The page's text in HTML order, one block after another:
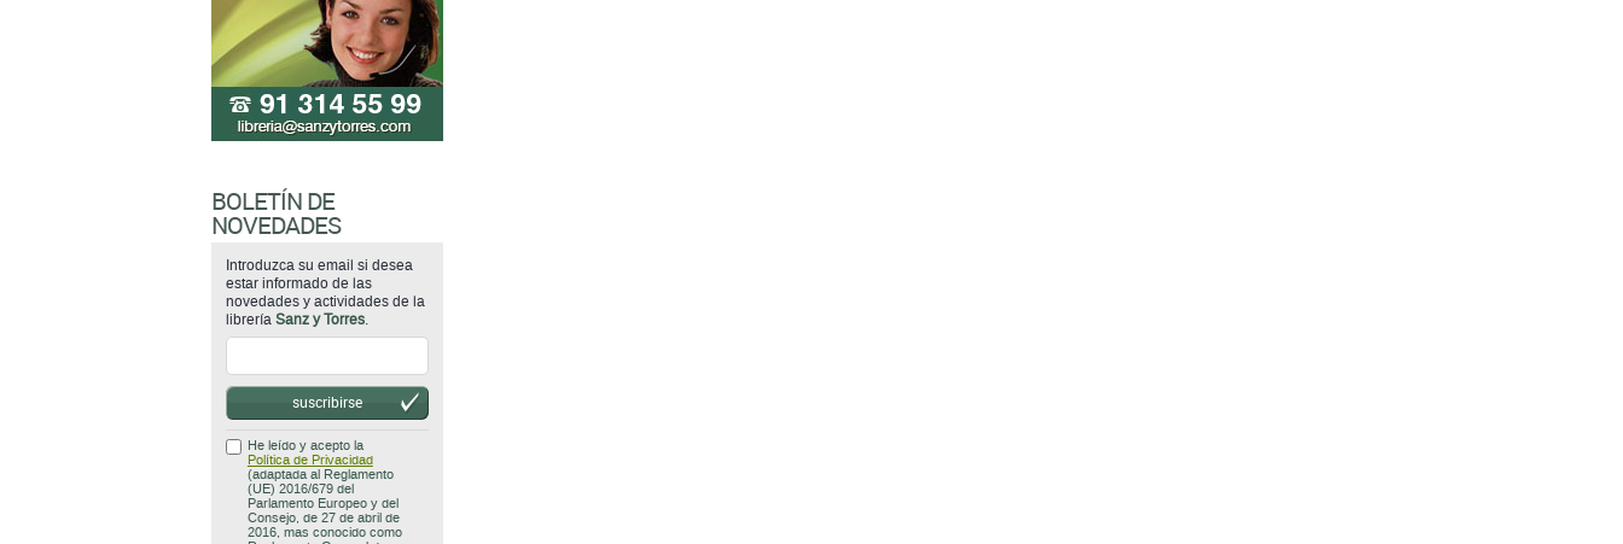
BOLETÍN DE
NOVEDADES
Introduzca su email si desea
estar informado de las
novedades y actividades de la
librería Sanz y Torres.
suscribirse
He leído y acepto la
Política de Privacidad
(adaptada al Reglamento
(UE) 2016/679 del
Parlamento Europeo y del
Consejo, de 27 de abril de
2016, mas conocido como